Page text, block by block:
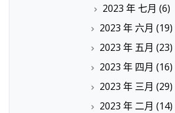
2023 年 七月 (6)
2023 年 六月 (19)
2023 年 五月 (23)
2023 年 四月 (16)
2023 年 三月 (29)
2023 年 二月 (14)